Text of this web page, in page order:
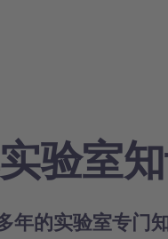
验室
年的实验室专门